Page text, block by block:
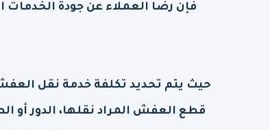
فإن رضا العملاء عن جودة الخدمات
حيث يتم تحديد تكلفة خدمة نقل
قطع العفش المراد نقلها، الدور أو